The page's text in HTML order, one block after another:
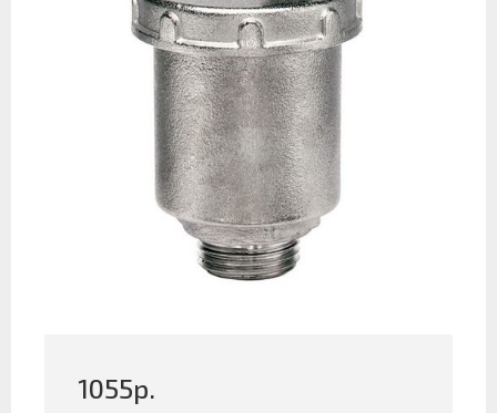
1055р.